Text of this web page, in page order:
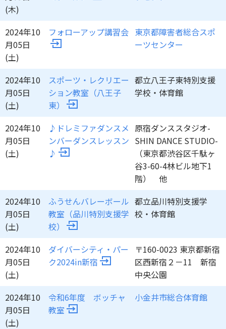
(木)
2024年10
月05日
(土)
フォローアップ講習会 東京都障害者総合スポ
ーツセンター
2024年10
月05日
(土)
スポーツ・レクリエー
ション教室（八王子
東）
都立八王子東特別支援
学校・体育館
2024年10
月05日
(土)
♪ドレミファダンスメ
ンバーダンスレッスン
♪
原宿ダンススタジオ-
SHIN DANCE STUDIO-
（東京都渋谷区千駄ヶ
谷3-60-4林ビル地下1
階） 他
2024年10
月05日
(土)
ふうせんバレーボール
教室（品川特別支援学
校）
都立品川特別支援学
校・体育館
2024年10
月05日
(土)
ダイバーシティ・パー
ク2024in新宿
〒160-0023 東京都新宿
区西新宿２－11 新宿
中央公園
2024年10
月05日
(土)
令和6年度 ボッチャ
教室
小金井市総合体育館